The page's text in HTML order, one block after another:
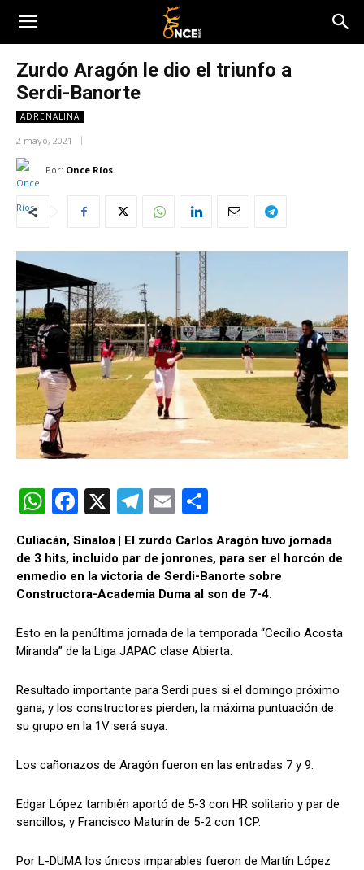
Zurdo Aragón le dio el triunfo a
Serdi-Banorte
ADRENALINA
2 mayo, 2021
Por: Once Ríos
W
h
at
s
A
p
p
F
a
ce
b
o
o
k
X
T
e
gr
a
m
E
m
ail
o
m
p
ar
tir
Culiacán, Sinaloa | El zurdo Carlos Aragón tuvo jornada
de 3 hits, incluido par de jonrones, para ser el horcón de
enmedio en la victoria de Serdi-Banorte sobre
Constructora-Academia Duma al son de 7-4.
Esto en la penúltima jornada de la temporada “Cecilio Acosta
Miranda” de la Liga JAPAC clase Abierta.
Resultado importante para Serdi pues si el domingo próximo
gana, y los constructores pierden, la máxima puntuación de
su grupo en la 1V será suya.
Los cañonazos de Aragón fueron en las entradas 7 y 9.
Edgar López también aportó de 5-3 con HR solitario y par de
sencillos, y Francisco Maturín de 5-2 con 1CP.
Por L-DUMA los únicos imparables fueron de Martín López